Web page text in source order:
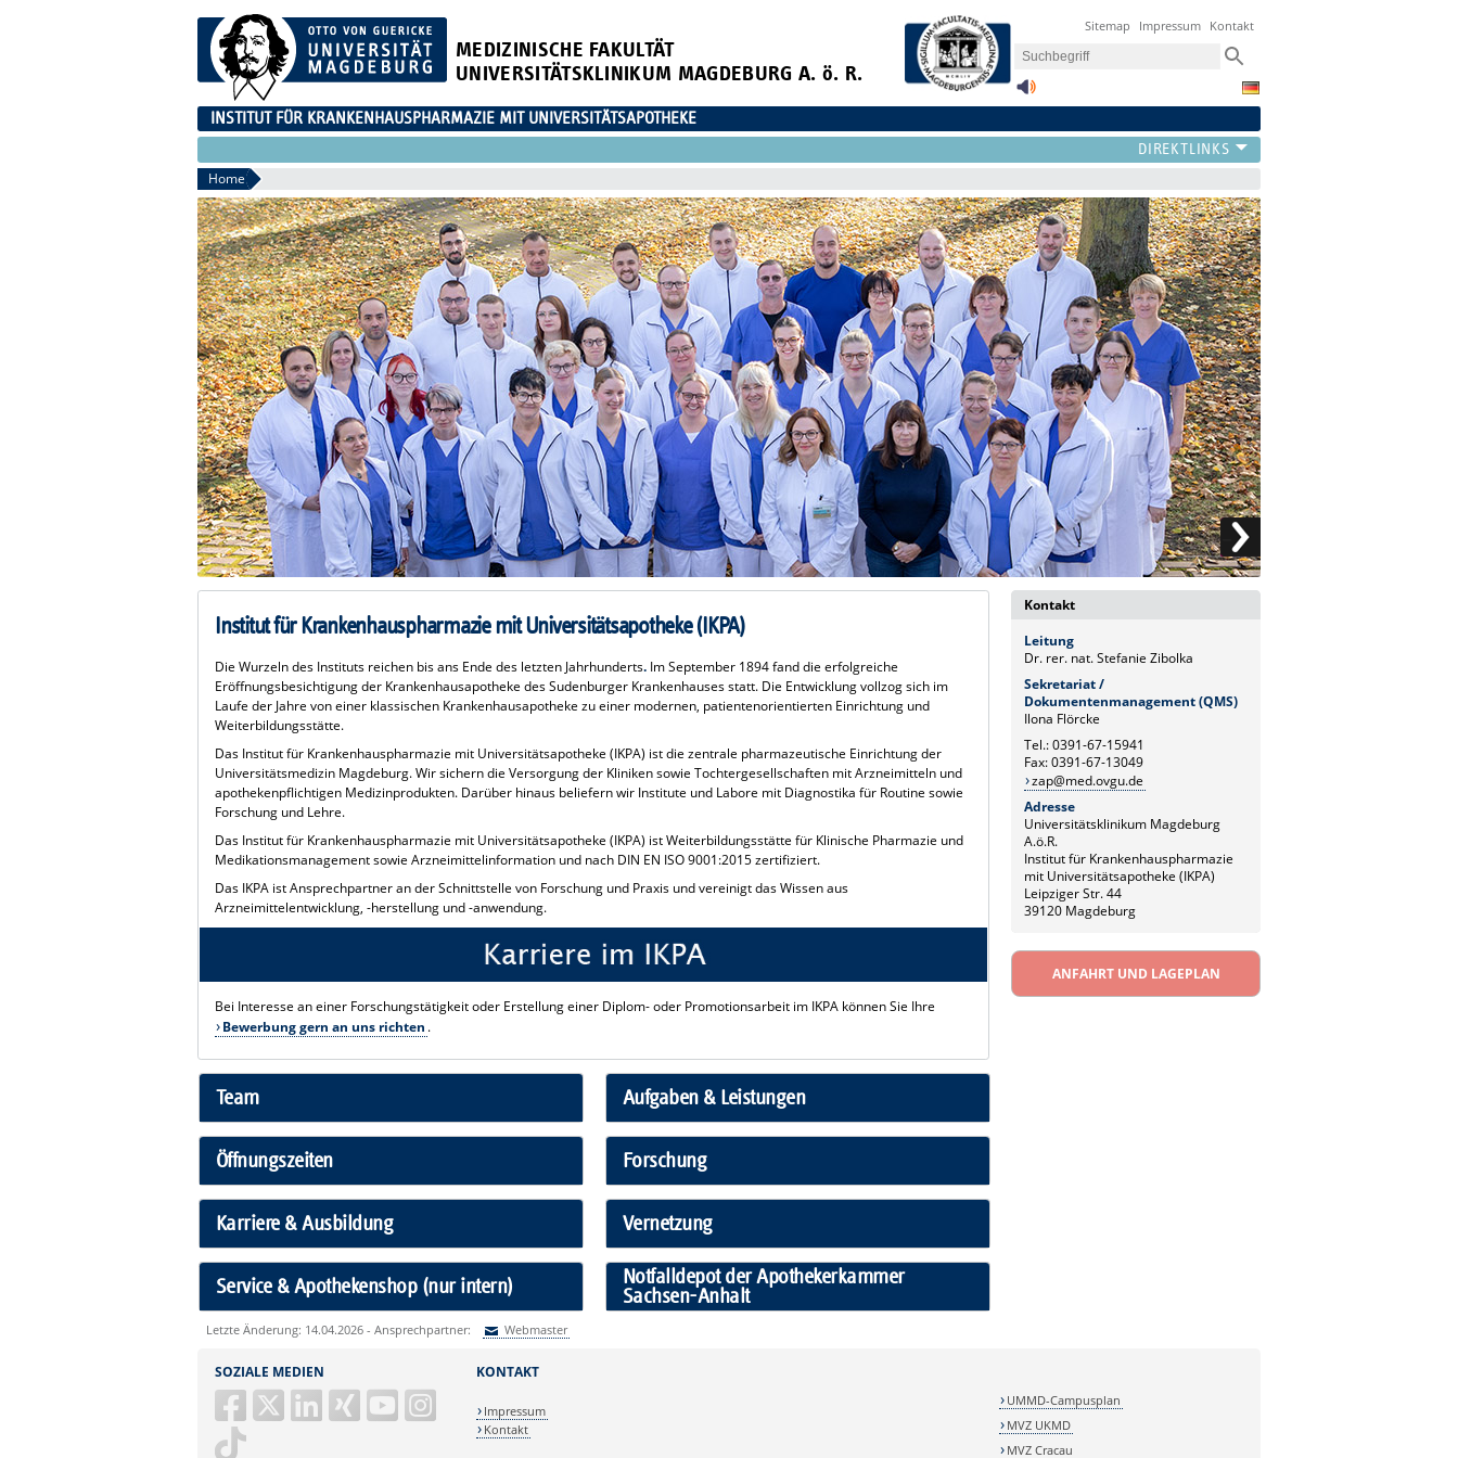
MEDIZINISCHE FAKULTÄT
UNIVERSITÄTSKLINIKUM MAGDEBURG A. ö. R.
Sitemap Impressum Kontakt
INSTITUT FÜR KRANKENHAUSPHARMAZIE MIT UNIVERSITÄTSAPOTHEKE
Home
Institut für Krankenhauspharmazie mit Universitätsapotheke (IKPA)
Die Wurzeln des Instituts reichen bis ans Ende des letzten Jahrhunderts. Im September 1894 fand die erfolgreiche
Eröffnungsbesichtigung der Krankenhausapotheke des Sudenburger Krankenhauses statt. Die Entwicklung vollzog sich im
Laufe der Jahre von einer klassischen Krankenhausapotheke zu einer modernen, patientenorientierten Einrichtung und
Weiterbildungsstätte.
Das Institut für Krankenhauspharmazie mit Universitätsapotheke (IKPA) ist die zentrale pharmazeutische Einrichtung der
Universitätsmedizin Magdeburg. Wir sichern die Versorgung der Kliniken sowie Tochtergesellschaften mit Arzneimitteln und
apothekenpflichtigen Medizinprodukten. Darüber hinaus beliefern wir Institute und Labore mit Diagnostika für Routine sowie
Forschung und Lehre.
Das Institut für Krankenhauspharmazie mit Universitätsapotheke (IKPA) ist Weiterbildungsstätte für Klinische Pharmazie und
Medikationsmanagement sowie Arzneimittelinformation und nach DIN EN ISO 9001:2015 zertifiziert.
Das IKPA ist Ansprechpartner an der Schnittstelle von Forschung und Praxis und vereinigt das Wissen aus
Arzneimittelentwicklung, -herstellung und -anwendung.
Bei Interesse an einer Forschungstätigkeit oder Erstellung einer Diplom- oder Promotionsarbeit im IKPA können Sie Ihre
Bewerbung gern an uns richten .
Team Aufgaben & Leistungen
Öffnungszeiten Forschung
Karriere & Ausbildung Vernetzung
Service & Apothekenshop (nur intern)
Notfalldepot der Apothekerkammer
Sachsen-Anhalt
Kontakt
Leitung
Dr. rer. nat. Stefanie Zibolka
Sekretariat /
Dokumentenmanagement (QMS)
Ilona Flörcke
Tel.: 0391-67-15941
Fax: 0391-67-13049
zap@med.ovgu.de
Adresse
Universitätsklinikum Magdeburg
A.ö.R.
Institut für Krankenhauspharmazie
mit Universitätsapotheke (IKPA)
Leipziger Str. 44
39120 Magdeburg
ANFAHRT UND LAGEPLAN
Letzte Änderung: 14.04.2026 - Ansprechpartner: Webmaster
Ihre E-Mailadresse:
Ihr Anliegen:
SOZIALE MEDIEN KONTAKT
Impressum
Kontakt
UMMD-Campusplan
MVZ UKMD
MVZ Cracau